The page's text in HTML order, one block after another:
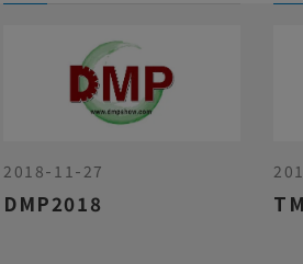
2018-11-27
DMP2018